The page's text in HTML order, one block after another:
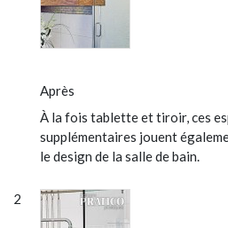
Après
À la fois tablette et tiroir, ces
supplémentaires jouent
le design de la salle de bain.